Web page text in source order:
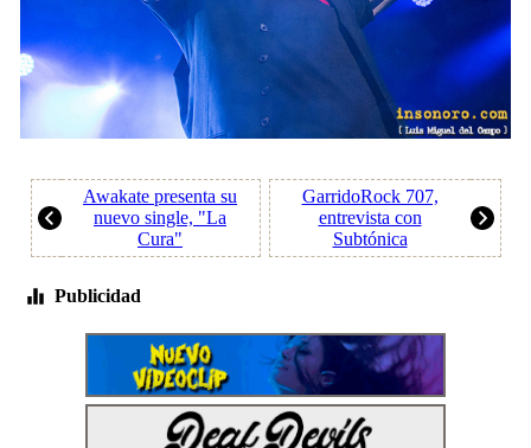
Awakate presenta su
nuevo single, "La
Cura"
GarridoRock 707,
entrevista con
Subtónica
Publicidad